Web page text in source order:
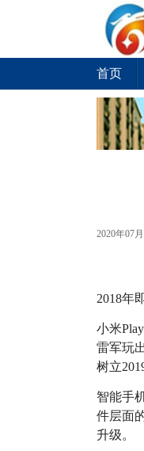
首页
2020年07
2018年
小米
雷军玩
树立
智能手
件层面
升级。